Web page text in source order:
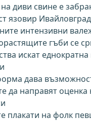
диви свине е
язовир
интензивни
гъби се
искат
дава
да направят оценка
плакати на фолк